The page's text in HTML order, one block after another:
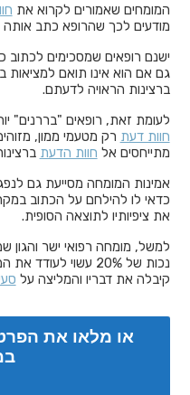
המומחים שאמורים לקרוא את
מודעים לכך שהרופא כתב אותה
ישנם רופאים שמסכימים
גם אם הוא אינו תואם למציאות
ברצינות הראויה לדעתם.
לעומת זאת, רופאים "בררנים"
חוות דעת רק מטעמי ממון,
מתייחסים אל חוות הדעת
אמינות המומחה מסייעת גם
כדאי לו להילחם על הכתוב
את ציפיותיו לתוצאה הסופית.
למשל, מומחה רפואי ישר והגון
נכות של 20% עשוי
קיבלה את דבריו והמליצה על